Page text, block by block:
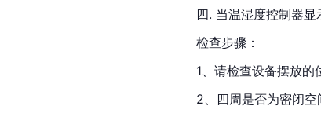
四. 当温湿度控制器
检查步骤：
1、请检查设备摆放的
2、四周是否为密闭空